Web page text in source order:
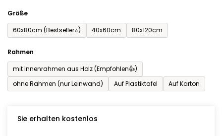
Größe
60x80cm (Bestseller⭐)
40x60cm 80x120cm
Rahmen
mit Innenrahmen aus Holz (Empfohlen👍)
ohne Rahmen (nur Leinwand)
Auf Plastiktafel Auf Karton
Sie erhalten kostenlos